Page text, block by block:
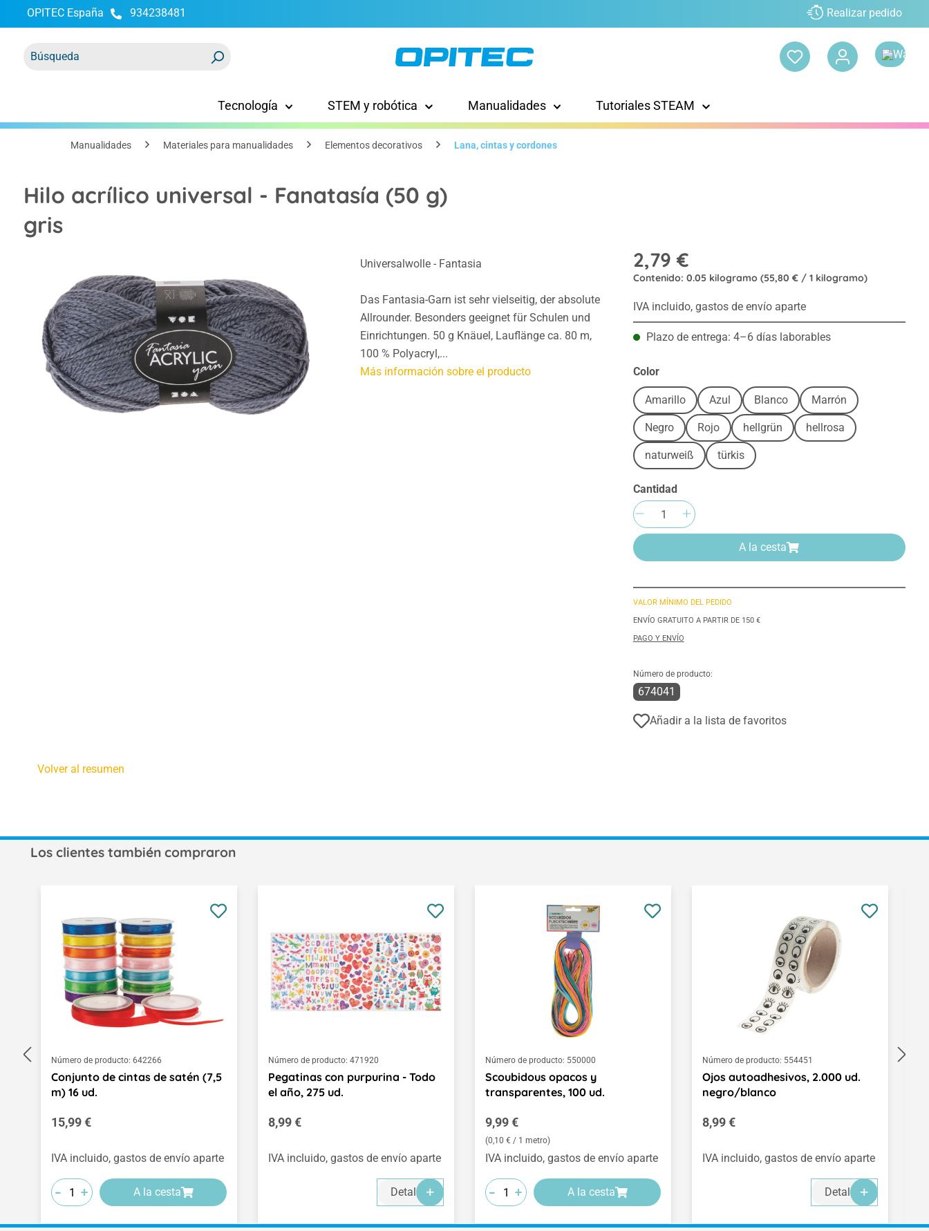
Saltar a la navegación principal
OPITEC España 934238481 Realizar pedido
Tecnología STEM y robótica Manualidades Tutoriales STEAM
Manualidades Materiales para manualidades Elementos decorativos Lana, cintas y cordones
Hilo acrílico universal - Fanatasía (50 g)
gris
Universalwolle - Fantasia
Das Fantasia-Garn ist sehr vielseitig, der absolute
Allrounder. Besonders geeignet für Schulen und
Einrichtungen. 50 g Knäuel, Lauflänge ca. 80 m,
100 % Polyacryl,...
Más información sobre el producto
2,79 €
Contenido: 0.05 kilogramo (55,80 € / 1 kilogramo)
IVA incluido, gastos de envío aparte
Plazo de entrega: 4–6 días laborables
Seleccione
Color
Amarillo Azul Blanco Marrón
Negro Rojo hellgrün hellrosa
naturweiß türkis
Cantidad
Cantidad del producto: introduce la
A la cesta
VALOR MÍNIMO DEL PEDIDO
ENVÍO GRATUITO A PARTIR DE 150 €
PAGO Y ENVÍO
Número de producto:
674041
Añadir a la lista de favoritos
Volver al resumen
Los clientes también compraron
Número de producto: 642266
Conjunto de cintas de satén (7,5
m) 16 ud.
Precio normal:
15,99 €
IVA incluido, gastos de envío aparte
-
-
- +
+
+ A la cesta
Número de producto: 471920
Pegatinas con purpurina - Todo
el año, 275 ud.
Precio normal:
8,99 €
IVA incluido, gastos de envío aparte
Detalles
Número de producto: 550000
Scoubidous opacos y
transparentes, 100 ud.
Precio normal:
9,99 €
(0,10 € / 1 metro)
IVA incluido, gastos de envío aparte
-
-
- +
+
+ A la cesta
Número de producto: 554451
Ojos autoadhesivos, 2.000 ud.
negro/blanco
Precio normal:
8,99 €
IVA incluido, gastos de envío aparte
Detalles